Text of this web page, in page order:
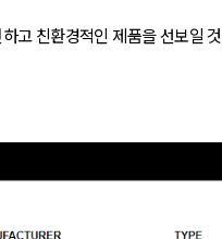
고 친환경적인 제품을 선보일